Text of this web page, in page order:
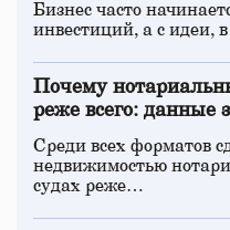
Бизнес часто
инвестиций, а с идеи,
Почему
реже всего: данные
Среди всех форматов
недвижимостью
судах реже…